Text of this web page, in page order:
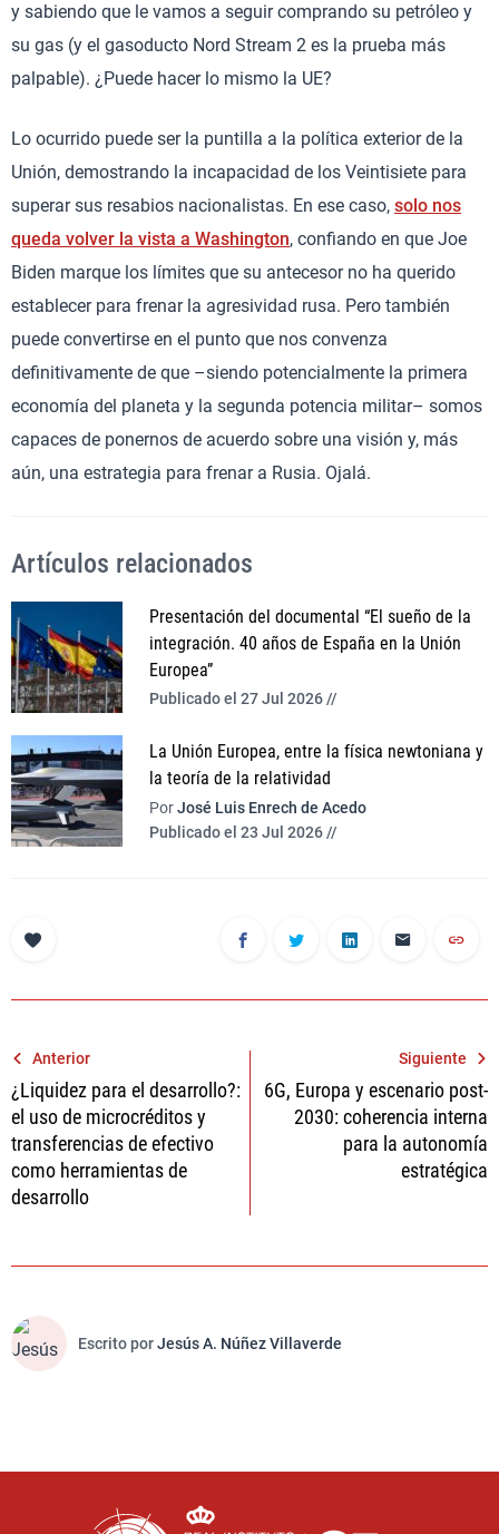
y sabiendo que le vamos a seguir comprando su petróleo y
su gas (y el gasoducto Nord Stream 2 es la prueba más
palpable). ¿Puede hacer lo mismo la UE?
Lo ocurrido puede ser la puntilla a la política exterior de la
Unión, demostrando la incapacidad de los Veintisiete para
superar sus resabios nacionalistas. En ese caso, solo nos
queda volver la vista a Washington, confiando en que Joe
Biden marque los límites que su antecesor no ha querido
establecer para frenar la agresividad rusa. Pero también
puede convertirse en el punto que nos convenza
definitivamente de que –siendo potencialmente la primera
economía del planeta y la segunda potencia militar– somos
capaces de ponernos de acuerdo sobre una visión y, más
aún, una estrategia para frenar a Rusia. Ojalá.
Artículos relacionados
Presentación del documental “El sueño de la
integración. 40 años de España en la Unión
Europea”
Publicado el 27 Jul 2026 //
La Unión Europea, entre la física newtoniana y
la teoría de la relatividad
PorJosé Luis Enrech de Acedo
Publicado el 23 Jul 2026 //
Navegación
de
entradas
Anterior
¿Liquidez para el desarrollo?:
el uso de microcréditos y
transferencias de efectivo
como herramientas de
desarrollo
Siguiente
6G, Europa y escenario post-
2030: coherencia interna
para la autonomía
estratégica
Escrito porJesús A. Núñez Villaverde